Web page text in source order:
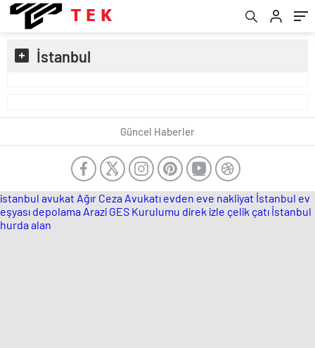
İstanbul
Güncel Haberler
istanbul avukat Ağır Ceza Avukatı evden eve nakliyat İstanbul ev
eşyası depolama Arazi GES Kurulumu direk izle çelik çatı İstanbul
hurda alan